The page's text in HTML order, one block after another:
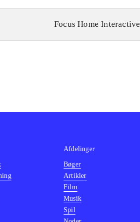
Focus Home Interactive
Afdelinger
Bøger
Artikler
Film
Musik
Spil